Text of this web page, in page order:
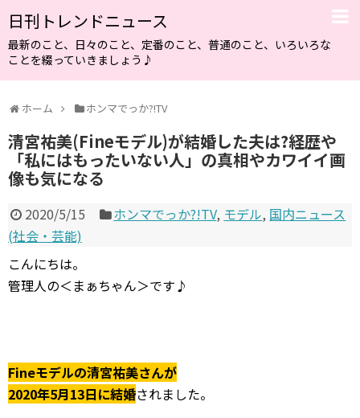
日刊トレンドニュース
最新のこと、日々のこと、定番のこと、普通のこと、いろいろな
ことを綴っていきましょう♪
ホーム ホンマでっか?!TV
清宮祐美(Fineモデル)が結婚した夫は?経歴や
「私にはもったいない人」の真相やカワイイ画
像も気になる
2020/5/15 ホンマでっか?!TV, モデル, 国内ニュース
(社会・芸能)
こんにちは。
管理人の＜まぁちゃん＞です♪
Fineモデルの清宮祐美さんが
2020年5月13日に結婚されました。